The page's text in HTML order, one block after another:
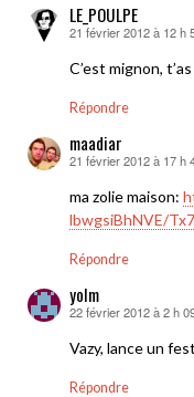
LE_POULPE
dit :
21 février 2012 à 12 h
C’est mignon,
Répondre
maadiar
dit :
21 février 2012 à 17 h
ma zolie maison:
lbwgsiBhNVE/
Répondre
yolm
dit :
22 février 2012 à 2 h
Vazy, lance un
Répondre